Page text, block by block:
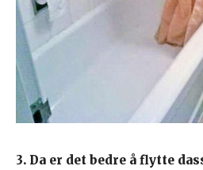
3. Da er det bedre å flytte